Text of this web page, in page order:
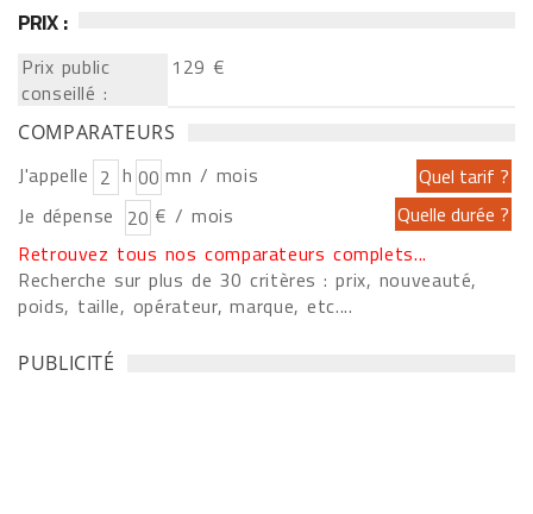
PRIX :
Prix public
conseillé :
129 €
COMPARATEURS
J'appelle h
mn / mois
Je dépense
€ / mois
Retrouvez tous nos comparateurs complets...
Recherche sur plus de 30 critères : prix, nouveauté,
poids, taille, opérateur, marque, etc....
PUBLICITÉ